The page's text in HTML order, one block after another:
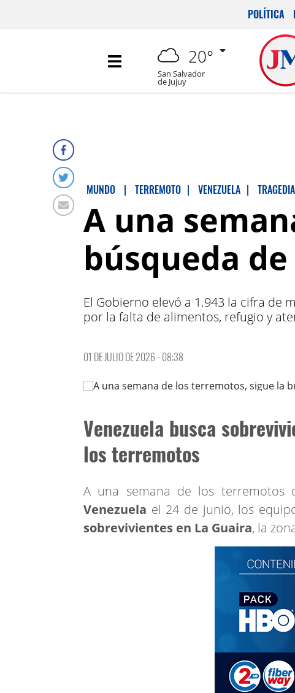
POLÍTICA
20°
San Salvador
de Jujuy
MUNDO | TERREMOTO | VENEZUELA | TRAGEDIA
A una
búsqueda
El Gobierno elevó a 1.943 la cifra de
por la falta de alimentos, refugio y
01 DE JULIO DE 2026 - 08:38
Venezuela busca
los terremotos
A una semana de los terremotos
Venezuela el 24 de junio, los
sobrevivientes en La Guaira, la